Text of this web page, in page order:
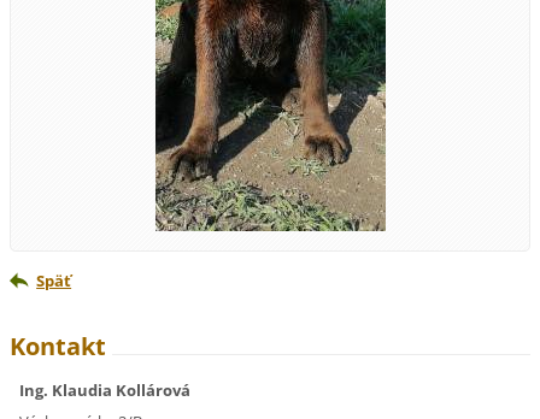
Späť
Kontakt
Ing. Klaudia Kollárová